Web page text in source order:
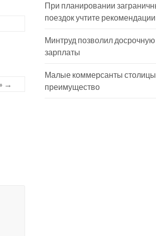
→
При планировании
поездок учтите
Минтруд позволил
зарплаты
Малые коммерсанты столицы
преимущество